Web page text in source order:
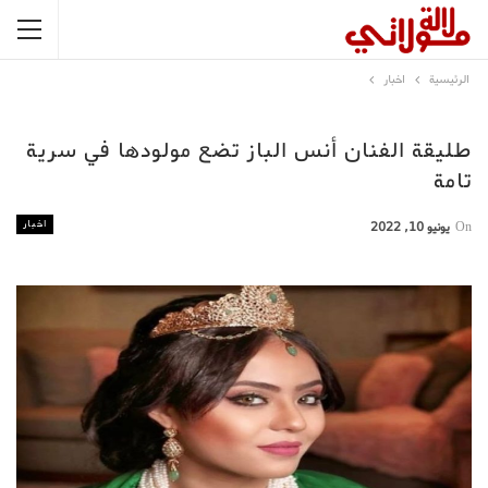
الرئيسية اخبار
طليقة الفنان أنس الباز تضع مولودها في سرية
تامة
اخبار On يونيو 10, 2022